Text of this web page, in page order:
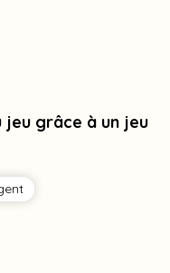
jeu grâce à un jeu